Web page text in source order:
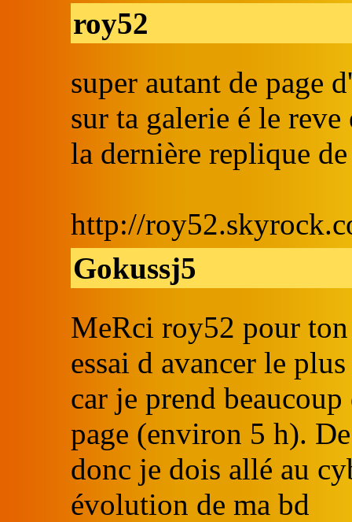
roy52
super autant de page
sur ta galerie é le
la dernière replique
http://
Gokussj5
MeRci roy52 pour
essai d avancer le
car je prend
page (environ 5 h).
donc je dois allé au
évolution de ma bd